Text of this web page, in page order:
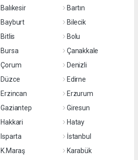
Balıkesir
Bartın
Bayburt
Bilecik
Bitlis
Bolu
Bursa
Çanakkale
Çorum
Denizli
Düzce
Edirne
Erzincan
Erzurum
Gaziantep
Giresun
Hakkari
Hatay
Isparta
İstanbul
K.Maraş
Karabük